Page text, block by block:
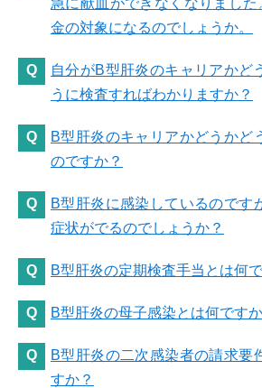
急に献血ができなくなりまし
金の対象になるのでしょうか。
自分がB型肝炎のキャリアかど
うに検査すればわかりますか？
B型肝炎のキャリアかどうかど
のですか？
B型肝炎に感染しているのです
症状がでるのでしょうか？
B型肝炎の定期検査手当とは何
B型肝炎の母子感染とは何です
B型肝炎の二次感染者の請求要
すか？